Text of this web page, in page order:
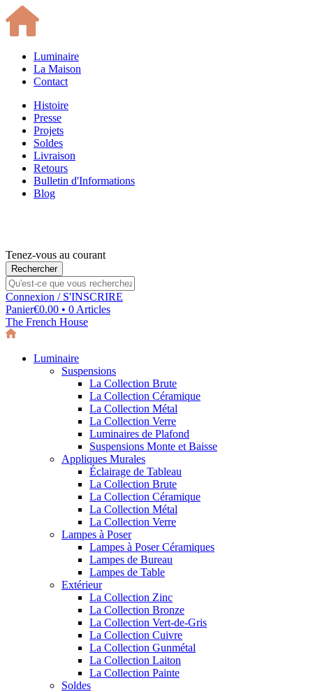
Luminaire
La Maison
Contact
Histoire
Presse
Projets
Soldes
Livraison
Retours
Bulletin d'Informations
Blog
Tenez-vous au courant
Connexion / S'INSCRIRE
Panier€0.00 • 0 Articles
The French House
Luminaire
Suspensions
La Collection Brute
La Collection Céramique
La Collection Métal
La Collection Verre
Luminaires de Plafond
Suspensions Monte et Baisse
Appliques Murales
Éclairage de Tableau
La Collection Brute
La Collection Céramique
La Collection Métal
La Collection Verre
Lampes à Poser
Lampes à Poser Céramiques
Lampes de Bureau
Lampes de Table
Extérieur
La Collection Zinc
La Collection Bronze
La Collection Vert-de-Gris
La Collection Cuivre
La Collection Gunmétal
La Collection Laiton
La Collection Painte
Soldes